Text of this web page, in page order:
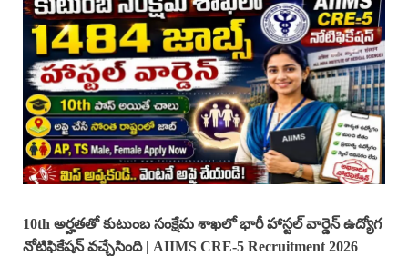
10th అర్హతతో కుటుంబ సంక్షేమ శాఖలో భారీ హాస్టల్ వార్డెన్ ఉద్యోగ
నోటిఫికేషన్ వచ్చేసింది | AIIMS CRE-5 Recruitment 2026